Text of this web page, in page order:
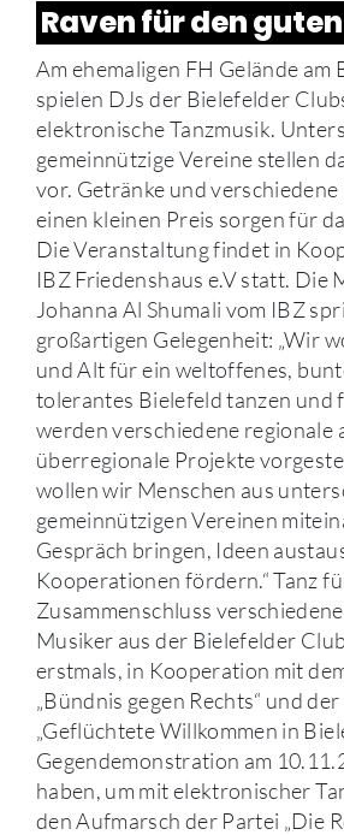
Raven für den
Am ehemaligen FH Gelände
spielen DJs der Bielefelder
elektronische Tanzmusik.
gemeinnützige Vereine stellen
vor. Getränke und
einen kleinen Preis sorgen für
Die Veranstaltung findet in
IBZ Friedenshaus e.V statt. Die
Johanna Al Shumali vom IBZ
großartigen Gelegenheit: „Wir
und Alt für ein weltoffenes,
tolerantes Bielefeld tanzen und
werden verschiedene regionale
überregionale Projekte
wollen wir Menschen aus
gemeinnützigen Vereinen
Gespräch bringen, Ideen
Kooperationen fördern.“ Tanz
Zusammenschluss
Musiker aus der Bielefelder
erstmals, in Kooperation mit
„Bündnis gegen Rechts“ und
„Geflüchtete Willkommen in
Gegendemonstration am
haben, um mit elektronischer
den Aufmarsch der Partei „Die